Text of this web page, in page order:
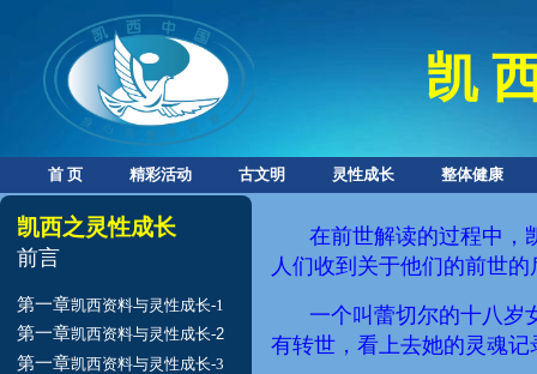
凯
首 页 精彩活动 古文明 灵性成长 整体健康
凯西之灵性成长
前言
第一章凯西资料与灵性成长-1
第一章凯西资料与灵性成长-2
第一章凯西资料与灵性成长-3
在前世解读的过程中，
人们收到关于他们的前世
一个叫蕾切尔的十八岁
有转世 ， 看上去她的灵魂记